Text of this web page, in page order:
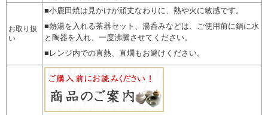
お取り扱
い
■小鹿田焼は見かけが頑丈なわりに、熱や火に敏感です。
■熱湯を入れる茶器セット、湯呑みなどは、ご使用前に鍋に水
と陶器を入れ、一度沸騰させてください。
■レンジ内での直熱、直燗もお避けください。